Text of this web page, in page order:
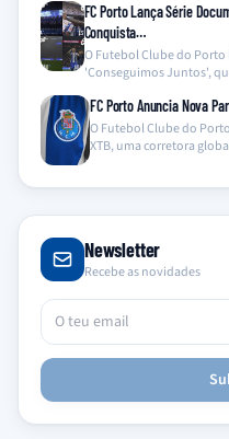
FC Porto Lança Série
Conquista…
O Futebol Clube do
'Conseguimos Juntos',
FC Porto Anuncia Nova
O Futebol Clube do
XTB, uma corretora
Newsletter
Recebe as novidades